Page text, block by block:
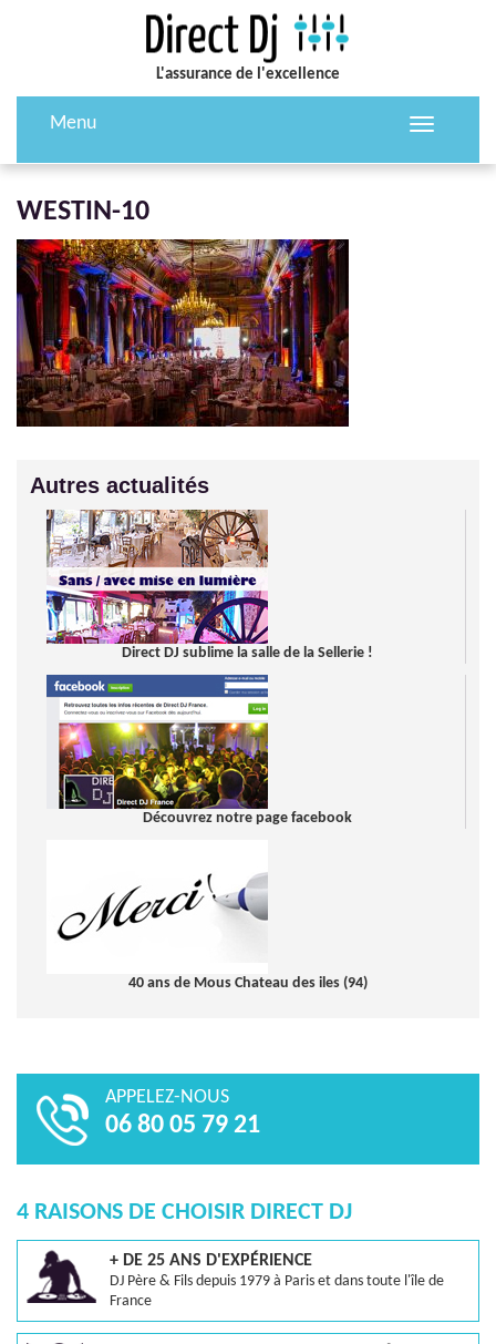
L'assurance de l'excellence
Toggle
Menu
WESTIN-10
Autres actualités
Direct DJ sublime la salle de la Sellerie !
Découvrez notre page facebook
40 ans de Mous Chateau des iles (94)
APPELEZ-NOUS
06 80 05 79 21
4 RAISONS DE CHOISIR DIRECT DJ
+ DE 25 ANS D'EXPÉRIENCE
DJ Père & Fils depuis 1979 à Paris et dans toute l'île de
France